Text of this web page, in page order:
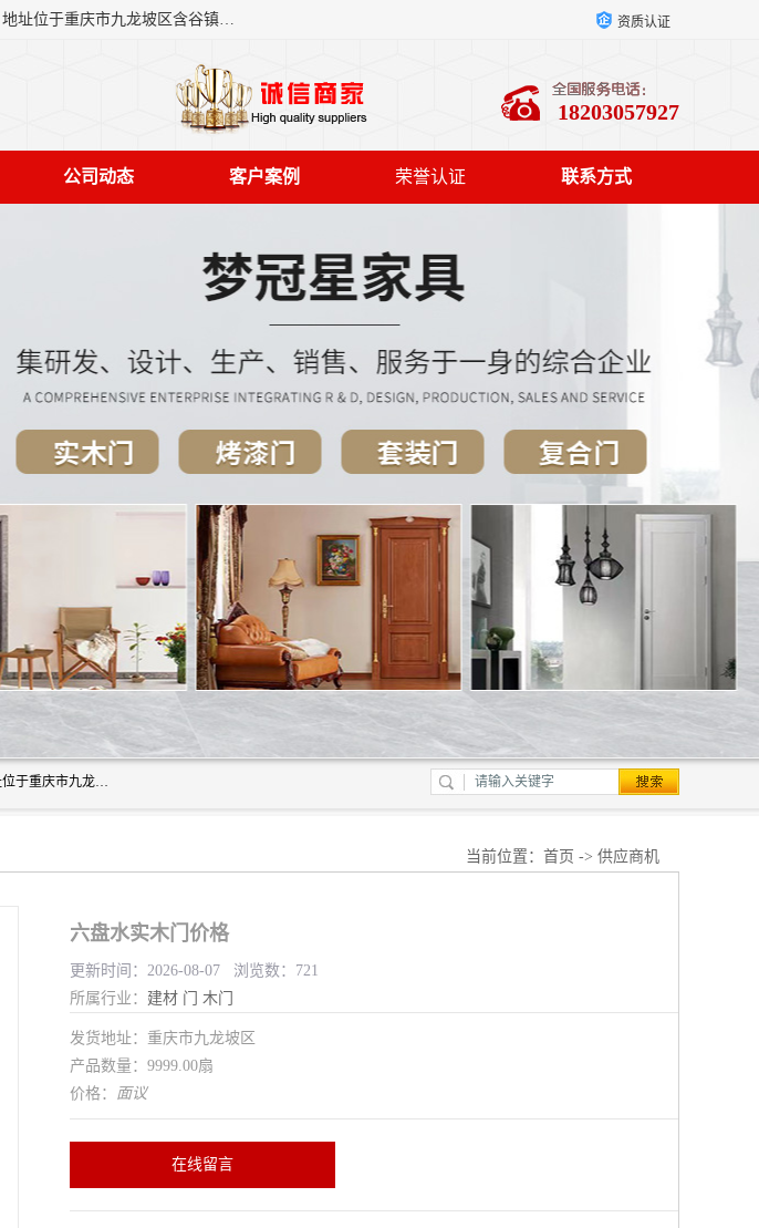
重庆梦冠星家具有限公司旗下有：紫阳高照木门，金佳帝木门，冠熙木门，梦冠星木门等品牌。地址位于重庆市九龙坡区含谷镇崇兴村7社，欢迎新老客户来访。 资质认证
18203057927
公司动态 客户案例 荣誉认证 联系方式
重庆梦冠星家具有限公司旗下有：紫阳高照木门，金佳帝木门，冠熙木门，梦冠星木门等品牌。地址位于重庆市九龙坡区含谷镇崇兴村7社，欢迎新老客户来访。
当前位置： 首页 -> 供应商机
六盘水实木门价格
更新时间：2026-08-07 浏览数：721
所属行业： 建材 门 木门
发货地址：重庆市九龙坡区
产品数量：9999.00扇
价格： 面议
在线留言